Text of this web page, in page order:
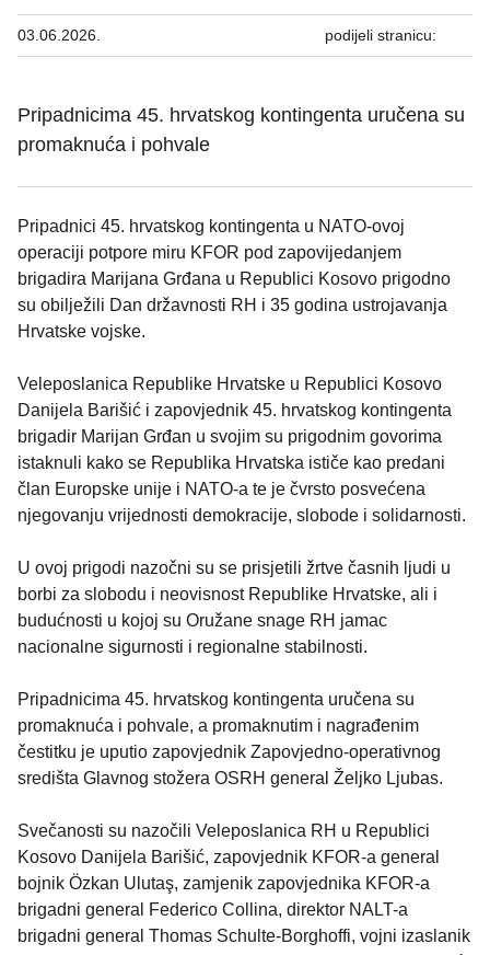
03.06.2026. podijeli stranicu:
Pripadnicima 45. hrvatskog kontingenta uručena su
promaknuća i pohvale
Pripadnici 45. hrvatskog kontingenta u NATO-ovoj
operaciji potpore miru KFOR pod zapovijedanjem
brigadira Marijana Grđana u Republici Kosovo prigodno
su obilježili Dan državnosti RH i 35 godina ustrojavanja
Hrvatske vojske.
Veleposlanica Republike Hrvatske u Republici Kosovo
Danijela Barišić i zapovjednik 45. hrvatskog kontingenta
brigadir Marijan Grđan u svojim su prigodnim govorima
istaknuli kako se Republika Hrvatska ističe kao predani
član Europske unije i NATO-a te je čvrsto posvećena
njegovanju vrijednosti demokracije, slobode i solidarnosti.
U ovoj prigodi nazočni su se prisjetili žrtve časnih ljudi u
borbi za slobodu i neovisnost Republike Hrvatske, ali i
budućnosti u kojoj su Oružane snage RH jamac
nacionalne sigurnosti i regionalne stabilnosti.
Pripadnicima 45. hrvatskog kontingenta uručena su
promaknuća i pohvale, a promaknutim i nagrađenim
čestitku je uputio zapovjednik Zapovjedno-operativnog
središta Glavnog stožera OSRH general Željko Ljubas.
Svečanosti su nazočili Veleposlanica RH u Republici
Kosovo Danijela Barišić, zapovjednik KFOR-a general
bojnik Özkan Ulutaş, zamjenik zapovjednika KFOR-a
brigadni general Federico Collina, direktor NALT-a
brigadni general Thomas Schulte-Borghoffi, vojni izaslanik